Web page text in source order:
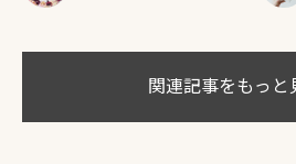
関連記事をもっと